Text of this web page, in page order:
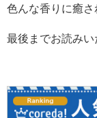
色んな香りに癒
最後までお読みい